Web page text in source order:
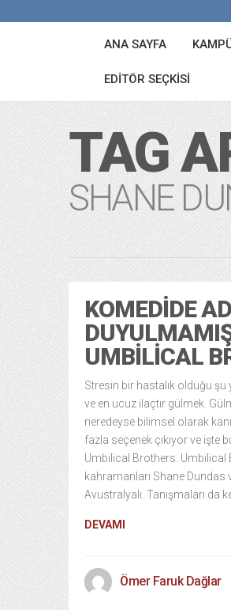
ANA SAYFA
EDITÖR SEÇKISI
TAG
SHANE
KOMEDIDE
UMBILICAL
Stresin bir hastalık olduğu
ve en ucuz ilaçtır gülmek.
neredeyse bilimsel olarak
fazla seçenek çıkıyor ve işte
Umbilical Brothers. Umbilical
kahramanları Shane Dundas
Avustralyalı. Tanışmaları da
DEVAMI
Ömer Faruk Dağlar